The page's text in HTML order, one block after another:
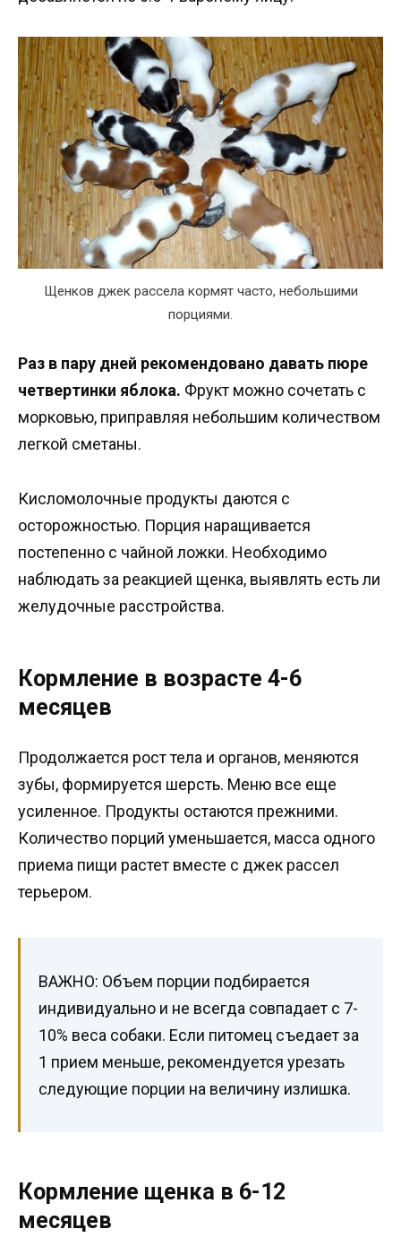
Щенков джек рассела кормят часто, небольшими
порциями.
Раз в пару дней рекомендовано давать пюре
четвертинки яблока. Фрукт можно сочетать с
морковью, приправляя небольшим количеством
легкой сметаны.
Кисломолочные продукты даются с
осторожностью. Порция наращивается
постепенно с чайной ложки. Необходимо
наблюдать за реакцией щенка, выявлять есть ли
желудочные расстройства.
Кормление в возрасте 4-6
месяцев
Продолжается рост тела и органов, меняются
зубы, формируется шерсть. Меню все еще
усиленное. Продукты остаются прежними.
Количество порций уменьшается, масса одного
приема пищи растет вместе с джек рассел
терьером.
ВАЖНО: Объем порции подбирается
индивидуально и не всегда совпадает с 7-
10% веса собаки. Если питомец съедает за
1 прием меньше, рекомендуется урезать
следующие порции на величину излишка.
Кормление щенка в 6-12
месяцев